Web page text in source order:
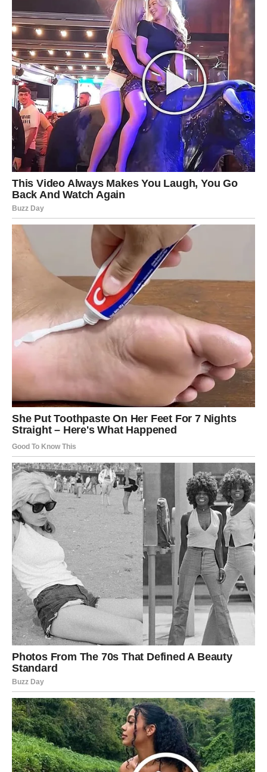
OSTAJETE BEZ RIJEČI ZBOG ONOGA
ŠTO SLIJEDI
Ribe su apsolutni favoriti ovog horoskopa.
Zvijezde simbolično ukazuju da vam narednih 48 sati
donose događaj koji će vas iskreno iznenaditi. To može
biti poslovna prilika, neočekivana poruka, emotivni susret
ili vijest koja će vam vratiti vjeru u ono što ste dugo
priželjkivali.
Najljepši dio cijele priče biće osjećaj da se sve događa
upravo onda kada ste gotovo prestali očekivati promjenu.
Upravo zato će vas ono što slijedi ostaviti bez riječi i
podsjetiti da život često ima najljepša iznenađenja kada ih
Poruka zvijezda
Budite otvoreni za ono što dolazi – naredna dva dana
mogla bi označiti početak veoma sretnog perioda.
Narednih 48 sati simbolično donose mnogo neočekivanih
događaja, lijepih vijesti i prilika koje mogu promijeniti
raspoloženje i otvoriti nova životna poglavlja. Nekima
slijedi poslovni uspjeh, nekima emotivna radost, a
pojedini će doživjeti iznenađenje koje će dugo pamtiti.
Zvijezde poručuju da se najveća iznenađenja često
događaju onda kada ih najmanje očekujemo. Upravo
naredna dva dana mnogima bi mogla pokazati koliko
jedan trenutak može promijeniti tok cijele priče.